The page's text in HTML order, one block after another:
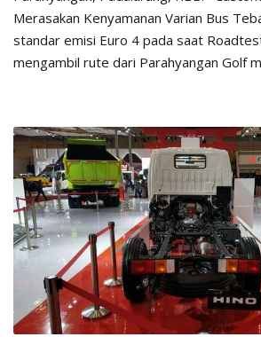
Merasakan Kenyamanan Varian Bus
standar emisi Euro 4 pada saat
mengambil rute dari Parahyangan Golf